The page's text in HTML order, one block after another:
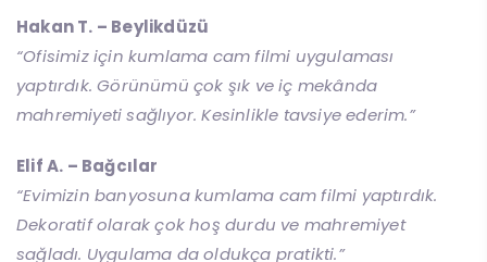
Hakan T. – Beylikdüzü
“Ofisimiz için kumlama cam filmi uygulaması
yaptırdık. Görünümü çok şık ve iç mekânda
mahremiyeti sağlıyor. Kesinlikle tavsiye ederim.”
Elif A. – Bağcılar
“Evimizin banyosuna kumlama cam filmi yaptırdık.
Dekoratif olarak çok hoş durdu ve mahremiyet
sağladı. Uygulama da oldukça pratikti.”